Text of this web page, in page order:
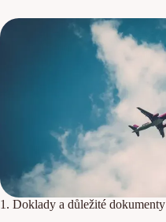
1. Doklady a důležité dokumenty